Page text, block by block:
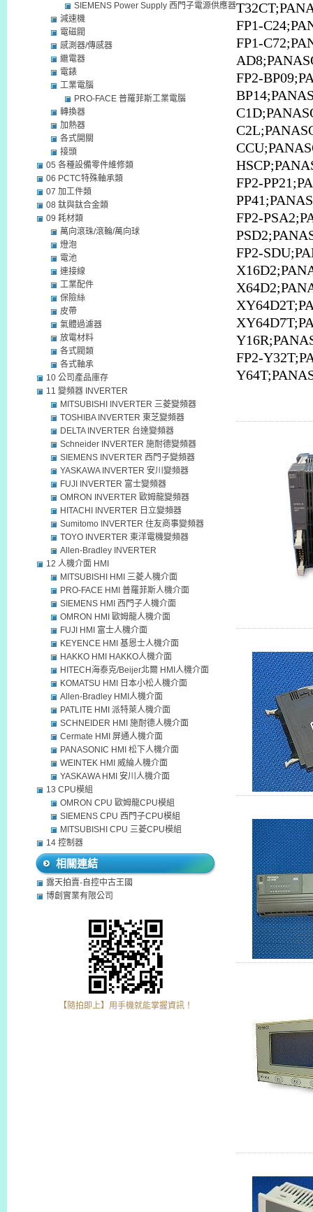
FP1-
FP1-
FP2-
FP2-
FP2-
FP2-
FP2-
SIEMENS Power Supply 西門子電源供應器
減速機
電磁閥
感測器/傳感器
繼電器
電錶
工業電腦
PRO-FACE 普羅菲斯工業電腦
轉換器
加熱器
各式開關
接頭
05 各種設備零件維修類
06 PCTC特殊軸承類
07 加工件類
08 鈦與鈦合金類
09 耗材類
萬向滾珠/滾輪/萬向球
燈泡
電池
連接線
工業配件
保險絲
皮帶
氣體過濾器
放電材料
各式閥類
各式軸承
10 公司產品庫存
11 變頻器 INVERTER
MITSUBISHI INVERTER 三菱變頻器
TOSHIBA INVERTER 東芝變頻器
DELTA INVERTER 台達變頻器
Schneider INVERTER 施耐德變頻器
SIEMENS INVERTER 西門子變頻器
YASKAWA INVERTER 安川變頻器
FUJI INVERTER 富士變頻器
OMRON INVERTER 歐姆龍變頻器
HITACHI INVERTER 日立變頻器
Sumitomo INVERTER 住友商事變頻器
TOYO INVERTER 東洋電機變頻器
Allen-Bradley INVERTER
12 人機介面 HMI
MITSUBISHI HMI 三菱人機介面
PRO-FACE HMI 普羅菲斯人機介面
SIEMENS HMI 西門子人機介面
OMRON HMI 歐姆龍人機介面
FUJI HMI 富士人機介面
KEYENCE HMI 基恩士人機介面
HAKKO HMI HAKKO人機介面
HITECH海泰克/Beijer北爾 HMI人機介面
KOMATSU HMI 日本小松人機介面
Allen-Bradley HMI人機介面
PATLITE HMI 派特萊人機介面
SCHNEIDER HMI 施耐德人機介面
Cermate HMI 屏通人機介面
PANASONIC HMI 松下人機介面
WEINTEK HMI 威綸人機介面
YASKAWA HMI 安川人機介面
13 CPU模組
OMRON CPU 歐姆龍CPU模組
SIEMENS CPU 西門子CPU模組
MITSUBISHI CPU 三菱CPU模組
14 控制器
相關連結
露天拍賣-自控中古王國
博創實業有限公司
【隨拍即上】用手機就能掌握資訊！